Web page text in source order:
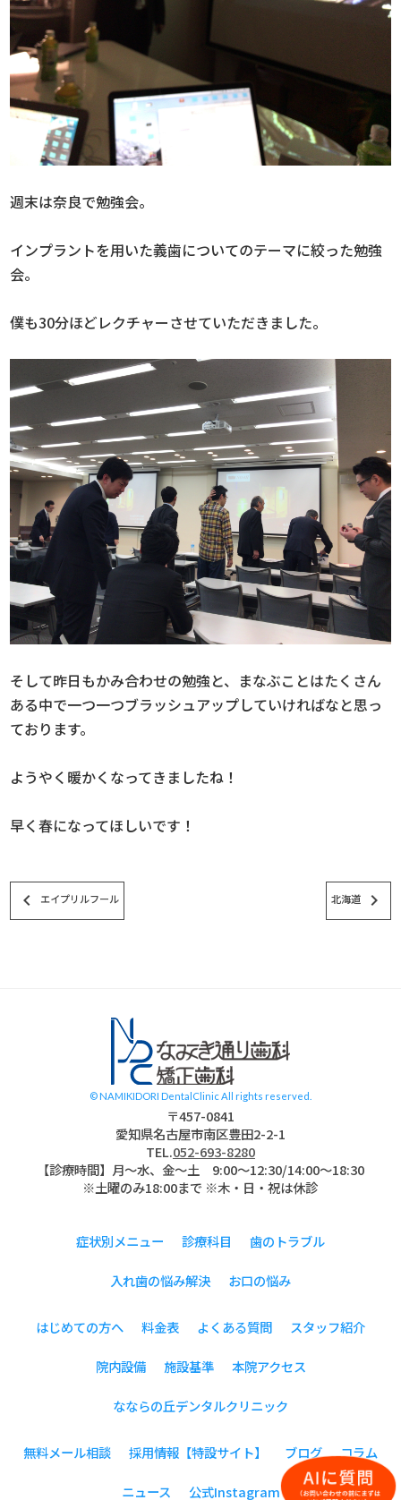
週末は奈良で勉強会。
インプラントを用いた義歯についてのテーマに絞った勉強
会。
僕も30分ほどレクチャーさせていただきました。
そして昨日もかみ合わせの勉強と、まなぶことはたくさん
ある中で一つ一つブラッシュアップしていければなと思っ
ております。
ようやく暖かくなってきましたね！
早く春になってほしいです！
keyboard_arrow_left エイプリルフール 北海道 keyboard_arrow_right
© NAMIKIDORI DentalClinic All rights reserved.
〒457-0841
愛知県名古屋市南区豊田2-2-1
TEL.052-693-8280
【診療時間】月〜水、金～土 9:00〜12:30/14:00～18:30
※土曜のみ18:00まで ※木・日・祝は休診
症状別メニュー 診療科目 歯のトラブル
入れ歯の悩み解決 お口の悩み
はじめての方へ 料金表 よくある質問 スタッフ紹介
院内設備 施設基準 本院アクセス
なならの丘デンタルクリニック
無料メール相談 採用情報【特設サイト】 ブログ コラム
ニュース 公式Instagram